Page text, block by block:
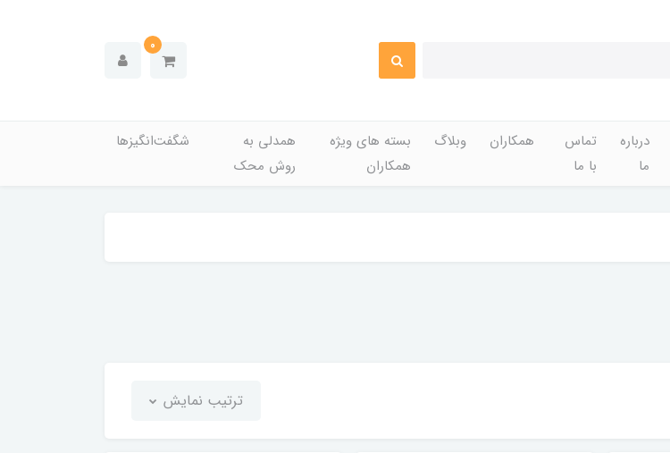
0
درباره
ما
تماس
با ما
همکاران وبلاگ
بسته های ویژه
همکاران
همدلی به
روش محک
شگفت‌انگیزها
ترتیب نمایش